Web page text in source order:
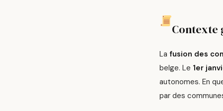
Contexte
La fusion des
belge. Le 1er
autonomes. En
par des